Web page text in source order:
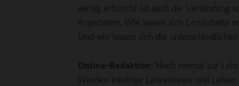
wenig erforscht ist auch die Verbindung
Angeboten. Wie lassen sich Lerninhalte
Und wie lassen sich die
Online-Redaktion: Noch einmal zur
Werden künftige Lehrerinnen und Lehrer